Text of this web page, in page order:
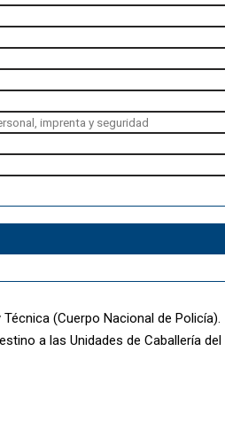
imprenta y seguridad
(Cuerpo Nacional de Policía).
a las Unidades de Caballería del